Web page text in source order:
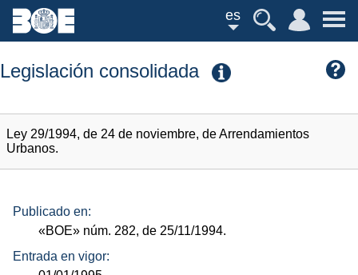
es
Legislación consolidada
Ley 29/1994, de 24 de noviembre, de Arrendamientos
Urbanos.
Publicado en:
«BOE» núm. 282, de 25/11/1994.
Entrada en vigor: